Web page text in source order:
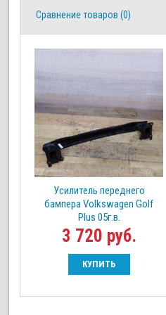
Сравнение товаров (0)
Усилитель переднего
бампера Volkswagen Golf
Plus 05г.в.
3 720 руб.
КУПИТЬ